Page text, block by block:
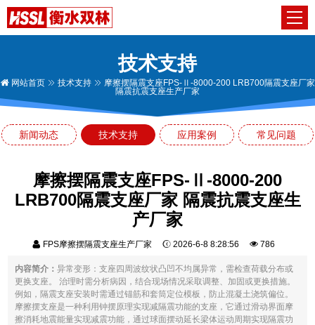
技术支持
网站首页 技术支持
摩擦摆隔震支座FPS-Ⅱ-8000-200 LRB700隔震支座厂家
隔震抗震支座生产厂家
新闻动态 技术支持 应用案例 常见问题
摩擦摆隔震支座FPS-Ⅱ-8000-200
LRB700隔震支座厂家 隔震抗震支座生
产厂家
FPS摩擦摆隔震支座生产厂家 2026-6-8 8:28:56 786
内容简介：异常变形：支座四周波纹状凸凹不均属异常，需检查荷载分布或
更换支座。 治理时需分析病因，结合现场情况采取调整、加固或更换措施。
例如，隔震支座安装时需通过锚筋和套筒定位模板，防止混凝土浇筑偏位。
摩擦摆支座是一种利用钟摆原理实现减隔震功能的支座，它通过滑动界面摩
擦消耗地震能量实现减震功能，通过球面摆动延长梁体运动周期实现隔震功